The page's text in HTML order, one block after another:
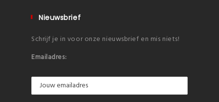
Nieuwsbrief
Schrijf je in voor onze nieuwsbrief en mis niets!
Emailadres: